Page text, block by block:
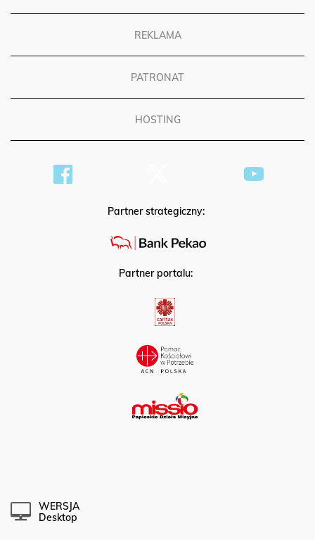
REKLAMA
PATRONAT
HOSTING
Partner strategiczny:
Partner portalu:
WERSJA
Desktop